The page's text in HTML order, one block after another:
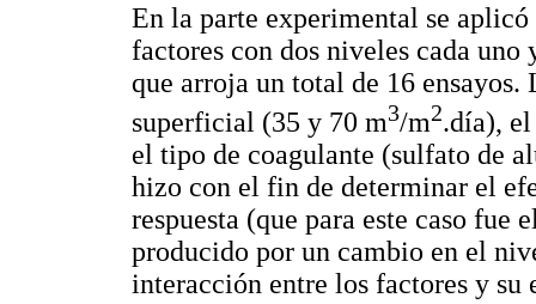
En la parte experimental se
factores con dos niveles cada
que arroja un total de 16
superficial (35 y 70 m3/m2.día),
el tipo de coagulante (sulfato de
hizo con el fin de determinar el
respuesta (que para este caso
producido por un cambio en el
interacción entre los factores y su